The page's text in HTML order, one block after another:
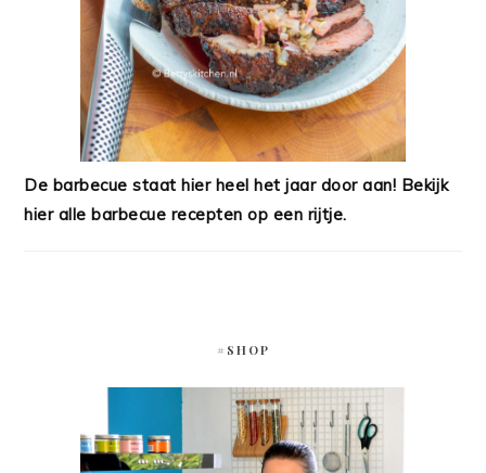
De barbecue staat hier heel het jaar door aan! Bekijk
hier alle barbecue recepten op een rijtje.
#SHOP